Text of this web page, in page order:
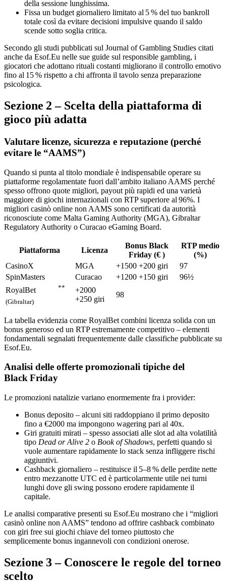
della sessione lunghissima.
Fissa un budget giornaliero limitato al 5 % del tuo bankroll
totale così da evitare decisioni impulsive quando il saldo
scende sotto soglia critica.
Secondo gli studi pubblicati sul Journal of Gambling Studies citati
anche da Esof.Eu nelle sue guide sul responsible gambling, i
giocatori che adottano rituali costanti migliorano il controllo emotivo
fino al 15 % rispetto a chi affronta il tavolo senza preparazione
psicologica.
Sezione 2 – Scelta della piattaforma di
gioco più adatta
Valutare licenze, sicurezza e reputazione (perché
evitare le “AAMS”)
Quando si punta al titolo mondiale è indispensabile operare su
piattaforme regolamentate fuori dall’ambito italiano AAMS perché
spesso offrono quote migliori, payout più rapidi ed una varietà
maggiore di giochi internazionali con RTP superiore al 96%. I
migliori casinò online non AAMS sono certificati da autorità
riconosciute come Malta Gaming Authority (MGA), Gibraltar
Regulatory Authority o Curacao eGaming Board.
Piattaforma Licenza
Bonus Black
Friday (€ )
RTP medio
(%)
CasinoX
MGA +1500 +200 giri
97
SpinMasters
Curacao +1200 +150 giri
96½
RoyalBet **
(Gibraltar)
+2000
+250 giri
98
La tabella evidenzia come RoyalBet combini licenza solida con un
bonus generoso ed un RTP estremamente competitivo – elementi
fondamentali segnalati frequentemente dalle classifiche pubblicate su
Esof.Eu.
Analisi delle offerte promozionali tipiche del
Black Friday
Le promozioni natalizie variano enormemente fra i provider:
Bonus deposito – alcuni siti raddoppiano il primo deposito
fino a €2000 ma impongono wagering pari al 40x.
Giri gratuiti mirati – spesso associati alle slot ad alta volatilità
tipo Dead or Alive 2 o Book of Shadows, perfetti quando si
vuole aumentare rapidamente lo stack senza infliggere rischi
aggiuntivi.
Cashback giornaliero – restituisce il 5–8 % delle perdite nette
entro mezzanotte UTC ed è particolarmente utile nei turni
lunghi dove gli swing possono erodere rapidamente il
capitale.
Le analisi comparative presenti su Esof.Eu mostrano che i “migliori
casinò online non AAMS” tendono ad offrire cashback combinato
con giri free sui giochi chiave del torneo piuttosto che
semplicemente bonus ingannevoli con condizioni onerose.
Sezione 3 – Conoscere le regole del torneo
scelto